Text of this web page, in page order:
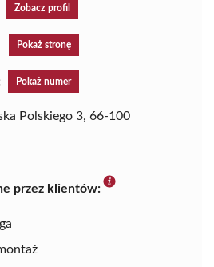
Zobacz profil
Pokaż stronę
Pokaż numer
Polskiego 3, 66-100
przez klientów: